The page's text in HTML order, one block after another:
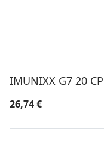
IMUNIXX G7 20
26,74€